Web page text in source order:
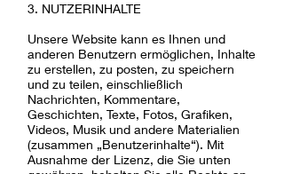
3. NUTZERINHALTE
Unsere Website kann es Ihnen und
anderen Benutzern ermöglichen, Inhalte
zu erstellen, zu posten, zu speichern
und zu teilen, einschließlich
Nachrichten, Kommentare,
Geschichten, Texte, Fotos, Grafiken,
Videos, Musik und andere Materialien
(zusammen „Benutzerinhalte“). Mit
Ausnahme der Lizenz, die Sie unten